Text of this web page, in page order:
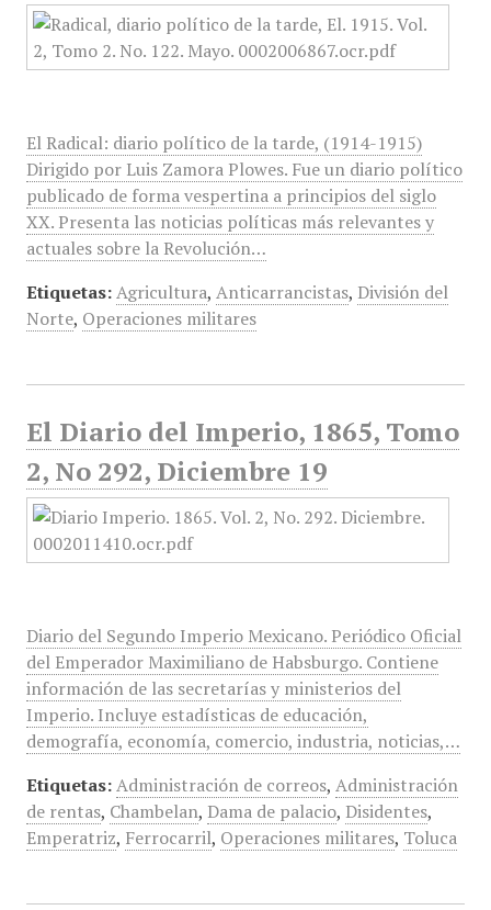
El Radical: diario político de la tarde, (1914-1915)
Dirigido por Luis Zamora Plowes. Fue un diario político
publicado de forma vespertina a principios del siglo
XX. Presenta las noticias políticas más relevantes y
actuales sobre la Revolución…
Etiquetas: Agricultura, Anticarrancistas, División del
Norte, Operaciones militares
El Diario del Imperio, 1865, Tomo
2, No 292, Diciembre 19
Diario del Segundo Imperio Mexicano. Periódico Oficial
del Emperador Maximiliano de Habsburgo. Contiene
información de las secretarías y ministerios del
Imperio. Incluye estadísticas de educación,
demografía, economía, comercio, industria, noticias,…
Etiquetas: Administración de correos, Administración
de rentas, Chambelan, Dama de palacio, Disidentes,
Emperatriz, Ferrocarril, Operaciones militares, Toluca